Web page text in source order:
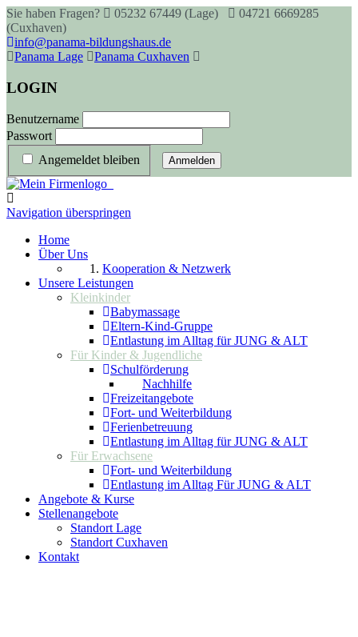
Sie haben Fragen? 05232 67449 (Lage)
04721 6669285
(Cuxhaven)
info@panama-bildungshaus.de
Panama Lage
Panama Cuxhaven
LOGIN
Benutzername
Passwort
Angemeldet bleiben
Anmelden
Navigation überspringen
Home
Über Uns
Kooperation & Netzwerk
Unsere Leistungen
Kleinkinder
Babymassage
Eltern-Kind-Gruppe
Entlastung im Alltag für JUNG & ALT
Für Kinder & Jugendliche
Schulförderung
Nachhilfe
Freizeitangebote
Fort- und Weiterbildung
Ferienbetreuung
Entlastung im Alltag für JUNG & ALT
Für Erwachsene
Fort- und Weiterbildung
Entlastung im Alltag Für JUNG & ALT
Angebote & Kurse
Stellenangebote
Standort Lage
Standort Cuxhaven
Kontakt